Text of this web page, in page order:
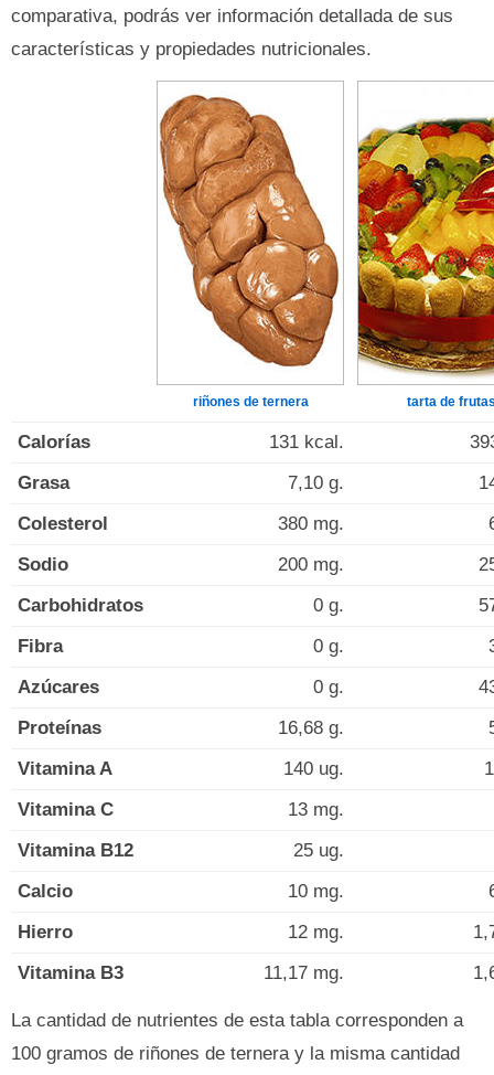
comparativa, podrás ver información detallada de sus
características y propiedades nutricionales.
riñones de ternera tarta de
Calorías 131 kcal.
Grasa
7,10 g.
Colesterol
380 mg.
Sodio
200 mg.
Carbohidratos
0 g.
Fibra
0 g.
Azúcares
0 g.
Proteínas
16,68 g.
Vitamina A
140 ug.
Vitamina C
13 mg.
Vitamina B12
25 ug.
Calcio
10 mg.
Hierro
12 mg.
Vitamina B3
11,17 mg.
La cantidad de nutrientes de esta tabla corresponden a
100 gramos de riñones de ternera y la misma cantidad